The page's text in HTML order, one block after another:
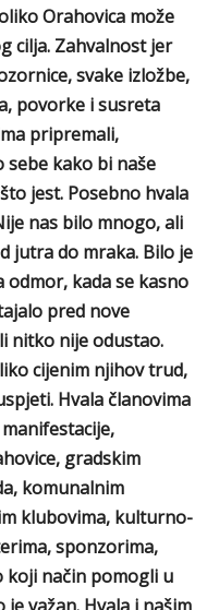
Orahovica može
cilja. Zahvalnost jer
svake izložbe,
povorke i susreta
pripremali,
sebe kako bi naše
jest. Posebno hvala
nas bilo mnogo, ali
jutra do mraka. Bilo je
odmor, kada se kasno
pred nove
nitko nije odustao.
cijenim njihov trud,
Hvala članovima
gradskim
komunalnim
klubovima, kulturno-
sponzorima,
koji način pomogli u